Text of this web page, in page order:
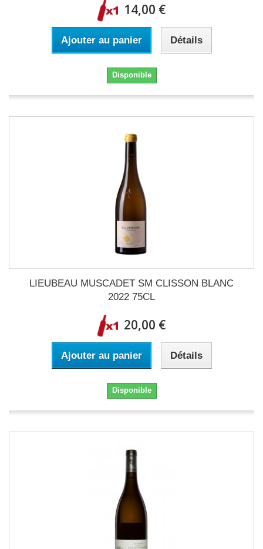
14,00 €
Ajouter au panier Détails
Disponible
LIEUBEAU MUSCADET SM CLISSON BLANC
2022 75CL
20,00 €
Ajouter au panier Détails
Disponible